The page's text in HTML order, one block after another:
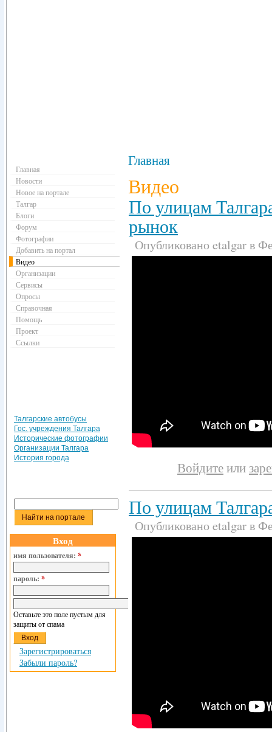
Главная
Видео
По улицам
рынок
Опубликовано etalgar в
Войдитеили
По улицам
Опубликовано etalgar в
Главная
Новости
Новое на портале
Талгар
Блоги
Форум
Фотографии
Добавить на портал
Видео
Организации
Сервисы
Опросы
Справочная
Помощь
Проект
Ссылки
Талгарские автобусы
Гос. учреждения Талгара
Исторические фотографии
Организации Талгара
История города
Вход
имя пользователя: *
пароль: *
Оставьте это поле пустым для
защиты от спама
Зарегистрироваться
Забыли пароль?